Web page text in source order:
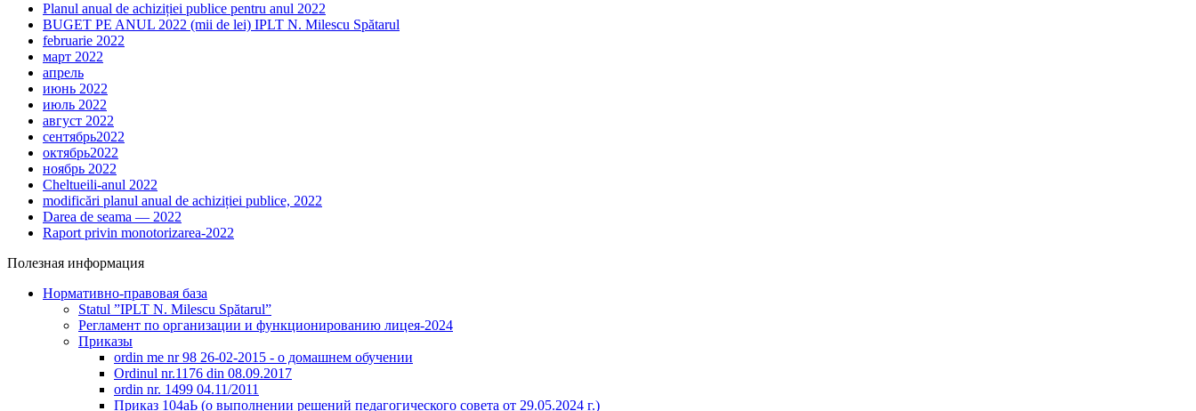
Planul anual de achiziției publice pentru anul 2022
BUGET PE ANUL 2022 (mii de lei) IPLT N. Milescu Spătarul
februarie 2022
март 2022
апрель
июнь 2022
июль 2022
август 2022
сентябрь2022
октябрь2022
ноябрь 2022
Cheltueili-anul 2022
modificări planul anual de achiziției publice, 2022
Darea de seama — 2022
Raport privin monotorizarea-2022
Полезная информация
Нормативно-правовая база
Statul ”IPLT N. Milescu Spătarul”
Регламент по организации и функционированию лицея-2024
Приказы
ordin me nr 98 26-02-2015 - о домашнем обучении
Оrdinul nr.1176 din 08.09.2017
ordin nr. 1499 04.11/2011
Приказ 104аЬ (о выполнении решений педагогического совета от 29.05.2024 г.)